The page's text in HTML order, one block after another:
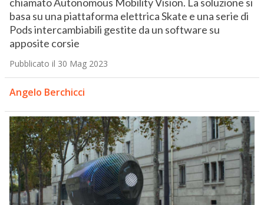
basa su una piattaforma elettrica Skate e una serie di
Pods intercambiabili gestite da un software su
apposite corsie
Pubblicato il 30 Mag 2023
Angelo Berchicci